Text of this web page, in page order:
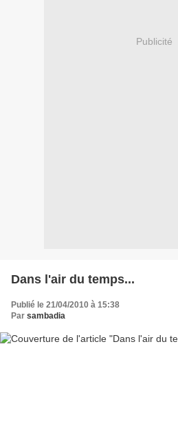
Publicité
Dans l'air du temps...
Publié le 21/04/2010 à 15:38
Par sambadia